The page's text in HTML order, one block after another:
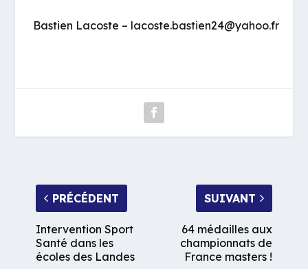
Bastien Lacoste – lacoste.bastien24@yahoo.fr
PRÉCÉDENT
Intervention Sport
Santé dans les
écoles des Landes
SUIVANT
64 médailles aux
championnats de
France masters !